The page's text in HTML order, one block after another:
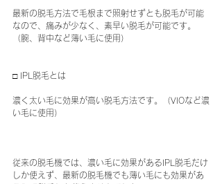
最新の脱毛方法で毛根まで照射せずとも脱毛が可能
なので、痛みが少なく、素早い脱毛が可能です。
（腕、背中など薄い毛に使用）
□ IPL脱毛とは
濃く太い毛に効果が高い脱毛方法です。（VIOなど濃
い毛に使用）
従来の脱毛機では、濃い毛に効果があるIPL脱毛だけ
しか使えず、最新の脱毛機でも薄い毛にも効果があ